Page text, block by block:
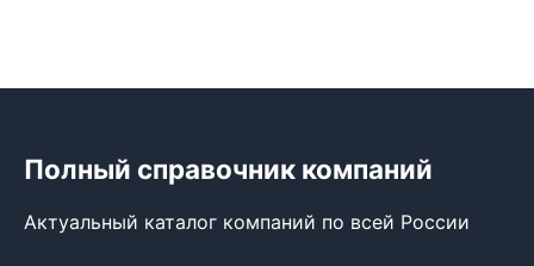
Полный справочник компаний
Актуальный каталог компаний по всей России